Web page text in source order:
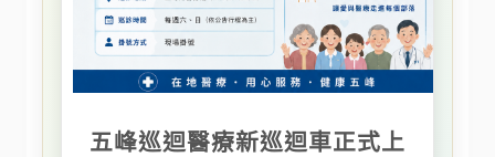
五峰巡迴醫療新巡迴車正式上